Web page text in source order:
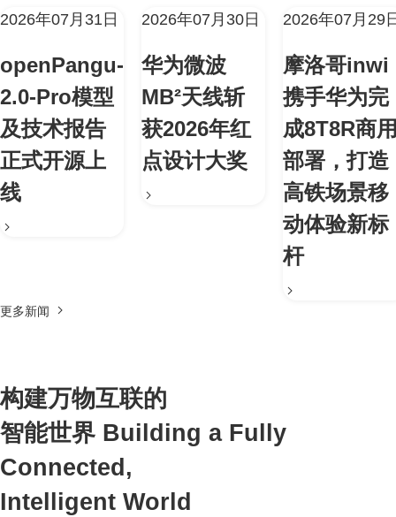
2026年07月31日
openPangu-
2.0-Pro模型
及技术报告
正式开源上
线
2026年07月30日
华为微波
MB²天线斩
获2026年红
点设计大奖
2026年07月29
摩洛哥inwi
携手华为完
成8T8R商
部署，打造
高铁场景移
动体验新标
杆
更多新闻
构建万物互联的
智能世界 Building a Fully
Connected,
Intelligent World